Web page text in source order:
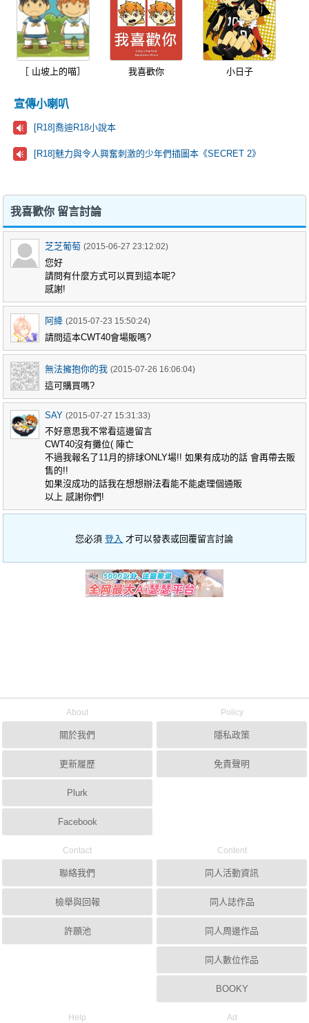
［ 山坡上的喵］ 我喜歡你 小日子
宣傳小喇叭
[R18]喬迪R18小說本
[R18]魅力與令人興奮刺激的少年們插圖本《SECRET 2》
我喜歡你 留言討論
芝芝葡萄 (2015-06-27 23:12:02)
您好
請問有什麼方式可以買到這本呢?
感謝!
阿絳 (2015-07-23 15:50:24)
請問這本CWT40會場販嗎?
無法擁抱你的我 (2015-07-26 16:06:04)
這可購買嗎?
SAY (2015-07-27 15:31:33)
不好意思我不常看這邊留言
CWT40沒有攤位( 陣亡
不過我報名了11月的排球ONLY場!! 如果有成功的話 會再帶去販
售的!!
如果沒成功的話我在想想辦法看能不能處理個通販
以上 感謝你們!
您必須登入 才可以發表或回覆留言討論
About
關於我們
更新履歷
Plurk
Facebook
Policy
隱私政策
免責聲明
Contact
聯絡我們
檢舉與回報
許願池
Content
同人活動資訊
同人誌作品
同人周邊作品
同人數位作品
BOOKY
Help Ad